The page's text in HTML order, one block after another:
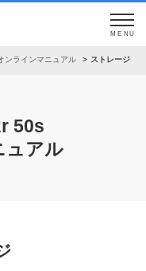
MENU
ラインマニュアル ストレージ
50s
ュアル